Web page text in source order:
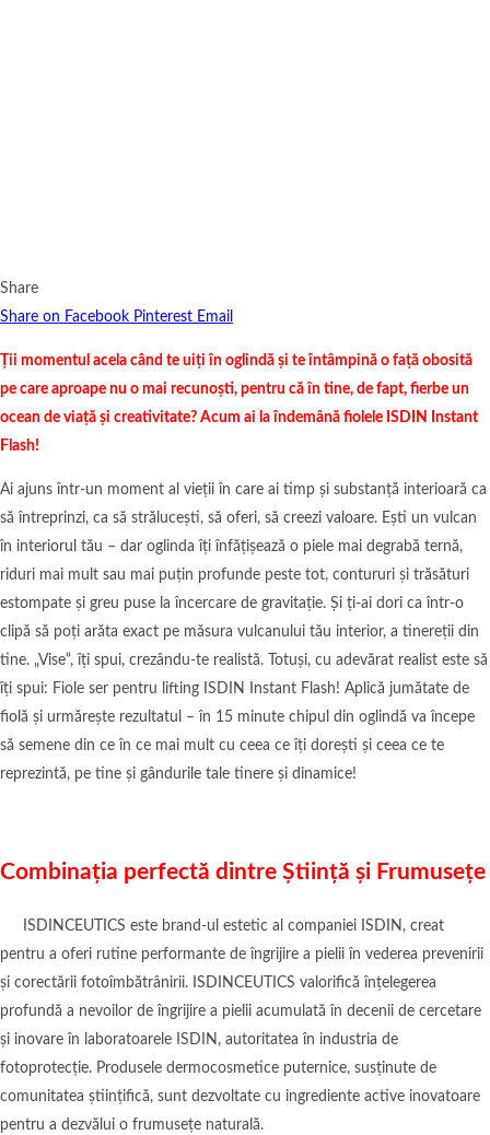
Share
Share on Facebook Pinterest Email
Ții momentul acela când te uiți în oglindă și te întâmpină o față obosită
pe care aproape nu o mai recunoști, pentru că în tine, de fapt, fierbe un
ocean de viață și creativitate? Acum ai la îndemână fiolele ISDIN Instant
Flash!
Ai ajuns într-un moment al vieții în care ai timp și substanță interioară ca
să întreprinzi, ca să strălucești, să oferi, să creezi valoare. Ești un vulcan
în interiorul tău – dar oglinda îți înfățișează o piele mai degrabă ternă,
riduri mai mult sau mai puțin profunde peste tot, contururi și trăsături
estompate și greu puse la încercare de gravitație. Și ți-ai dori ca într-o
clipă să poți arăta exact pe măsura vulcanului tău interior, a tinereții din
tine. „Vise“, îți spui, crezându-te realistă. Totuși, cu adevărat realist este să
îți spui: Fiole ser pentru lifting ISDIN Instant Flash! Aplică jumătate de
fiolă și urmărește rezultatul – în 15 minute chipul din oglindă va începe
să semene din ce în ce mai mult cu ceea ce îți dorești și ceea ce te
reprezintă, pe tine și gândurile tale tinere și dinamice!
Combinația perfectă dintre Știință și Frumusețe
ISDINCEUTICS este brand-ul estetic al companiei ISDIN, creat
pentru a oferi rutine performante de îngrijire a pielii în vederea prevenirii
și corectării fotoîmbătrânirii. ISDINCEUTICS valorifică înțelegerea
profundă a nevoilor de îngrijire a pielii acumulată în decenii de cercetare
și inovare în laboratoarele ISDIN, autoritatea în industria de
fotoprotecție. Produsele dermocosmetice puternice, susținute de
comunitatea științifică, sunt dezvoltate cu ingrediente active inovatoare
pentru a dezvălui o frumusețe naturală.